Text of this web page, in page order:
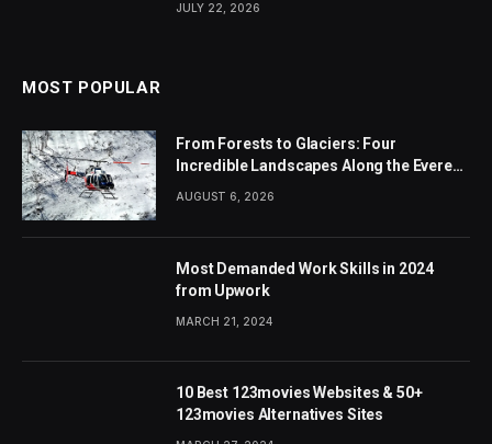
JULY 22, 2026
MOST POPULAR
From Forests to Glaciers: Four
Incredible Landscapes Along the Everest
Base Camp Trek with Helicopter Return
AUGUST 6, 2026
Most Demanded Work Skills in 2024
from Upwork
MARCH 21, 2024
10 Best 123movies Websites & 50+
123movies Alternatives Sites